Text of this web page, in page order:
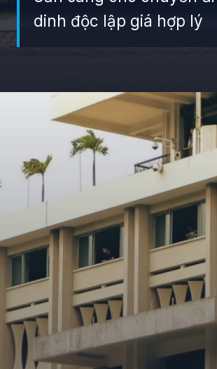
dinh độc lập giá hợp lý
Đang mở